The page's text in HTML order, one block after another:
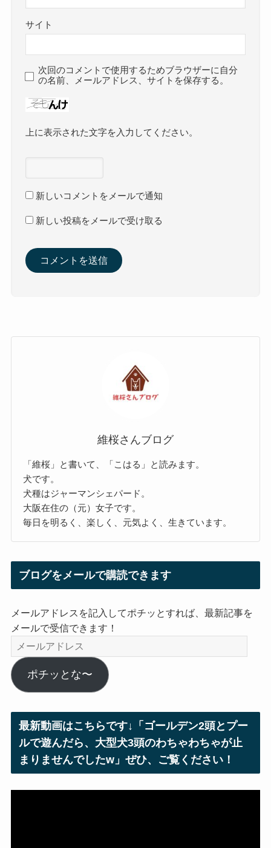
サイト
次回のコメントで使用するためブラウザーに自分
の名前、メールアドレス、サイトを保存する。
上に表示された文字を入力してください。
新しいコメントをメールで通知
新しい投稿をメールで受け取る
維桜さんブログ
「維桜」と書いて、「こはる」と読みます。
犬です。
犬種はジャーマンシェパード。
大阪在住の（元）女子です。
毎日を明るく、楽しく、元気よく、生きています。
ブログをメールで購読できます
メールアドレスを記入してポチッとすれば、最新記事を
メールで受信できます！
メ
ー
ル
ア
ス
ポチッとな〜
最新動画はこちらです↓「ゴールデン2頭とプー
ルで遊んだら、大型犬3頭のわちゃわちゃが止
まりませんでしたw」ぜひ、ご覧ください！